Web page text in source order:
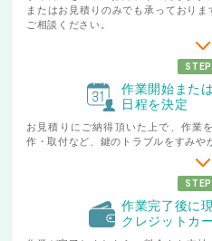
またはお見積りのみでも承っており
ご相談ください。
作業開始また
日程を決定
お見積りにご納得頂いた上で、作業
作・取付など、鍵のトラブルをすみや
作業完了後に
クレジットカ